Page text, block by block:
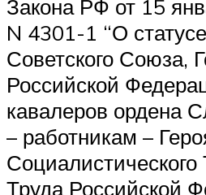
Закона РФ от 15
N 4301-1 “О
Советского Союза,
Российской
кавалеров ордена
– работникам –
Социалистического
Труда Российской